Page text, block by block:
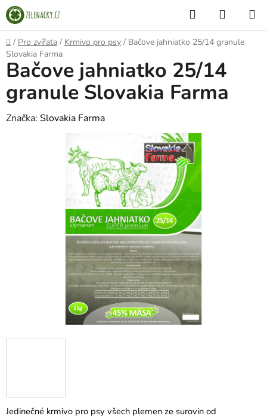
Přejít
na
obsah
Hledat
KOŠÍK
Domů
/ Pro zvířata / Krmivo pro psy / Bačove jahniatko 25/14 granule
Slovakia Farma
Jedinečné krmivo pro psy všech plemen ze surovin od
Bačove jahniatko 25/14
granule Slovakia Farma
Značka: Slovakia Farma